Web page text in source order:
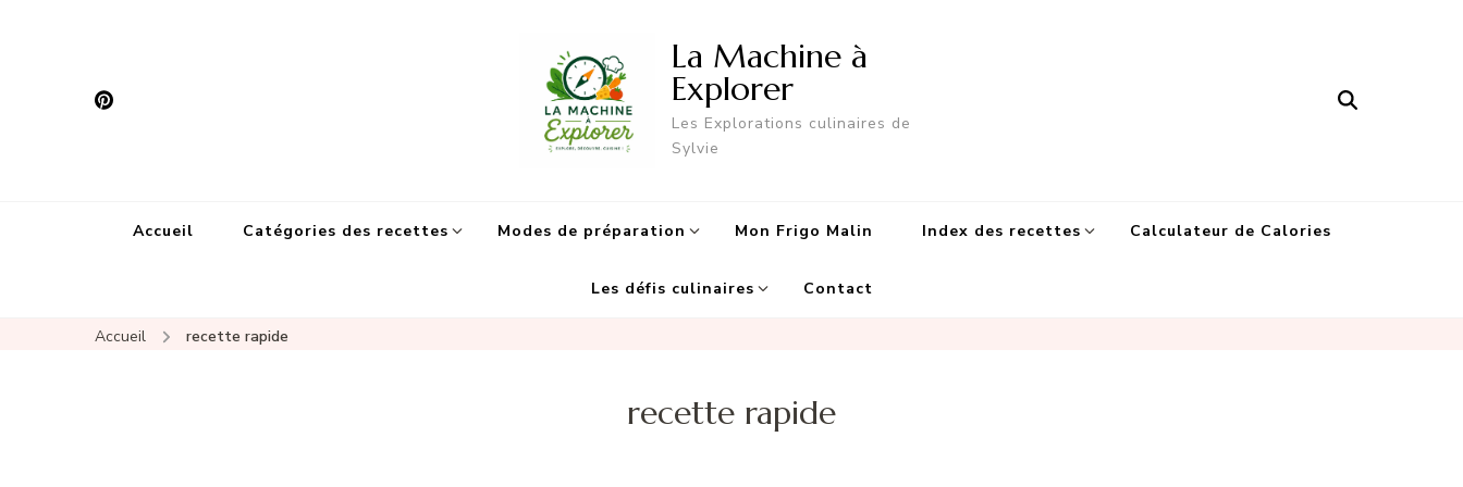
La Machine à
Explorer
Les Explorations culinaires de
Sylvie
Accueil Catégories des recettes Modes de préparation Mon Frigo Malin Index des recettes Calculateur de Calories
Les défis culinaires Contact
Accueil recette rapide
recette rapide